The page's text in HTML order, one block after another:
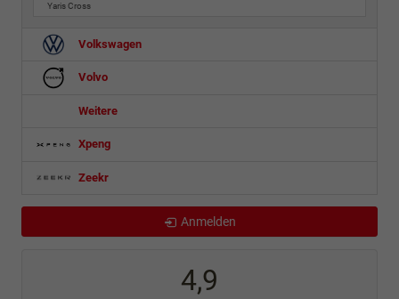
Yaris Cross
Volkswagen
Volvo
Weitere
Xpeng
Zeekr
Anmelden
4,9